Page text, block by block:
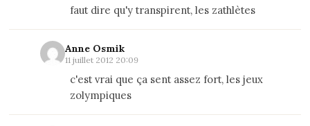
faut dire qu'y transpirent, les zathlètes
Anne Osmik
11 juillet 2012 20:09
c'est vrai que ça sent assez fort, les jeux
zolympiques